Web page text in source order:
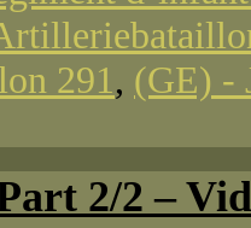
291 , (GE) -
2/2 –